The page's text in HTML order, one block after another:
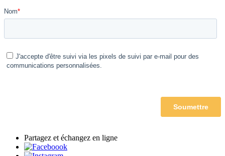
Partagez et échangez en ligne